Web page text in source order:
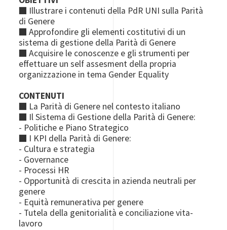
■ Illustrare i contenuti della PdR UNI sulla Parità
di Genere
■Approfondire gli elementi costitutivi di un
sistema di gestione della Parità di Genere
■Acquisire le conoscenze e gli strumenti per
effettuare un self assesment della propria
organizzazione in tema Gender Equality
CONTENUTI
■ La Parità di Genere nel contesto italiano
■ Il Sistema di Gestione della Parità di Genere:
- Politiche e Piano Strategico
■ I KPI della Parità di Genere:
- Cultura e strategia
- Governance
- Processi HR
- Opportunità di crescita in azienda neutrali per
genere
- Equità remunerativa per genere
- Tutela della genitorialità e conciliazione vita-
lavoro